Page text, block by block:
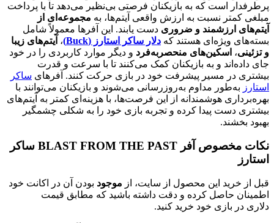
پرطرفدار است که به بازیکنان فرصتی بی‌نظیر می‌دهد تا با پرداخت
مبلغی کمتر نسبت به ارزش واقعی آیتم‌ها، به مجموعه‌ای از
آیتم‌های ارزشمند و ضروری دست یابند. این آفرها معمولاً شامل
بسته‌های ویژه‌ای هستند که دلار ساکر استارز (Buck) ، آیتم‌های زیبا
و تزئینی، اسکین‌های منحصربه‌فرد و دیگر موارد کاربردی را در خود
جای داده‌اند و به بازیکنان کمک می‌کنند تا با سرعت و قدرت
بیشتری در مسیر پیشرفت خود در بازی حرکت کنند. آفرهای ساکر
استارز به‌طور مداوم به‌روزرسانی می‌شوند و بازیکنان می‌توانند با
بهره‌برداری هوشمندانه از این فرصت‌ها، با هزینه‌ای کمتر به آیتم‌های
بیشتری دست پیدا کرده و تجربه بازی خود را به شکلی چشمگیر
بهبود بخشند.
نکات مخصوص آفر BLAST FROM THE PAST ساکر
استارز
قبل از خرید این محصول از سایت، از موجود بودن آن در اکانت خود
اطمینان حاصل کرده و دقت داشته باشید که مطابق قیمت
دلاری در بازی خود خرید کنید.